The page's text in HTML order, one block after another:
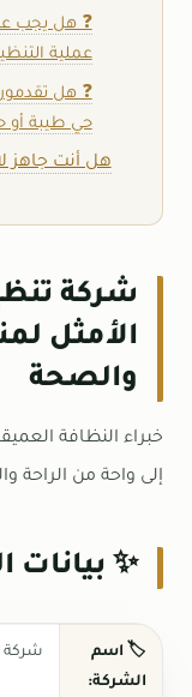
❓ هل يجب
عملية
❓ هل
حي طيبة أو
هل أنت جاهز
شركة
الأمثل
والصحة
خبراء النظافة
إلى واحة من الراحة
✨ بيانات
🏷️ اسم
الشركة:
شركة